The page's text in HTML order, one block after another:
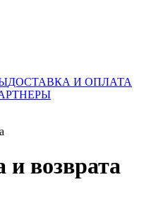
ДОСТАВКА И ОПЛАТА
и возврата